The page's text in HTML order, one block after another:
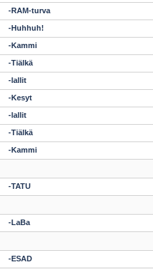
RAM-turva
Huhhuh!
Kammi
Tiälkä
lallit
Kesyt
lallit
Tiälkä
Kammi
TATU
LaBa
ESAD